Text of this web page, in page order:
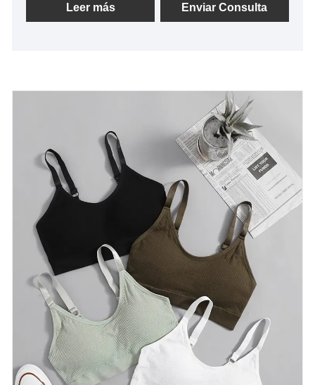
Leer más
Enviar Consulta